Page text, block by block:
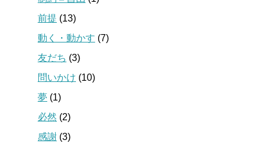
前提 (13)
動く・動かす (7)
友だち (3)
問いかけ (10)
夢 (1)
必然 (2)
感謝 (3)